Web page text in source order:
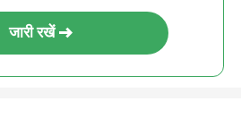
जारी रखें